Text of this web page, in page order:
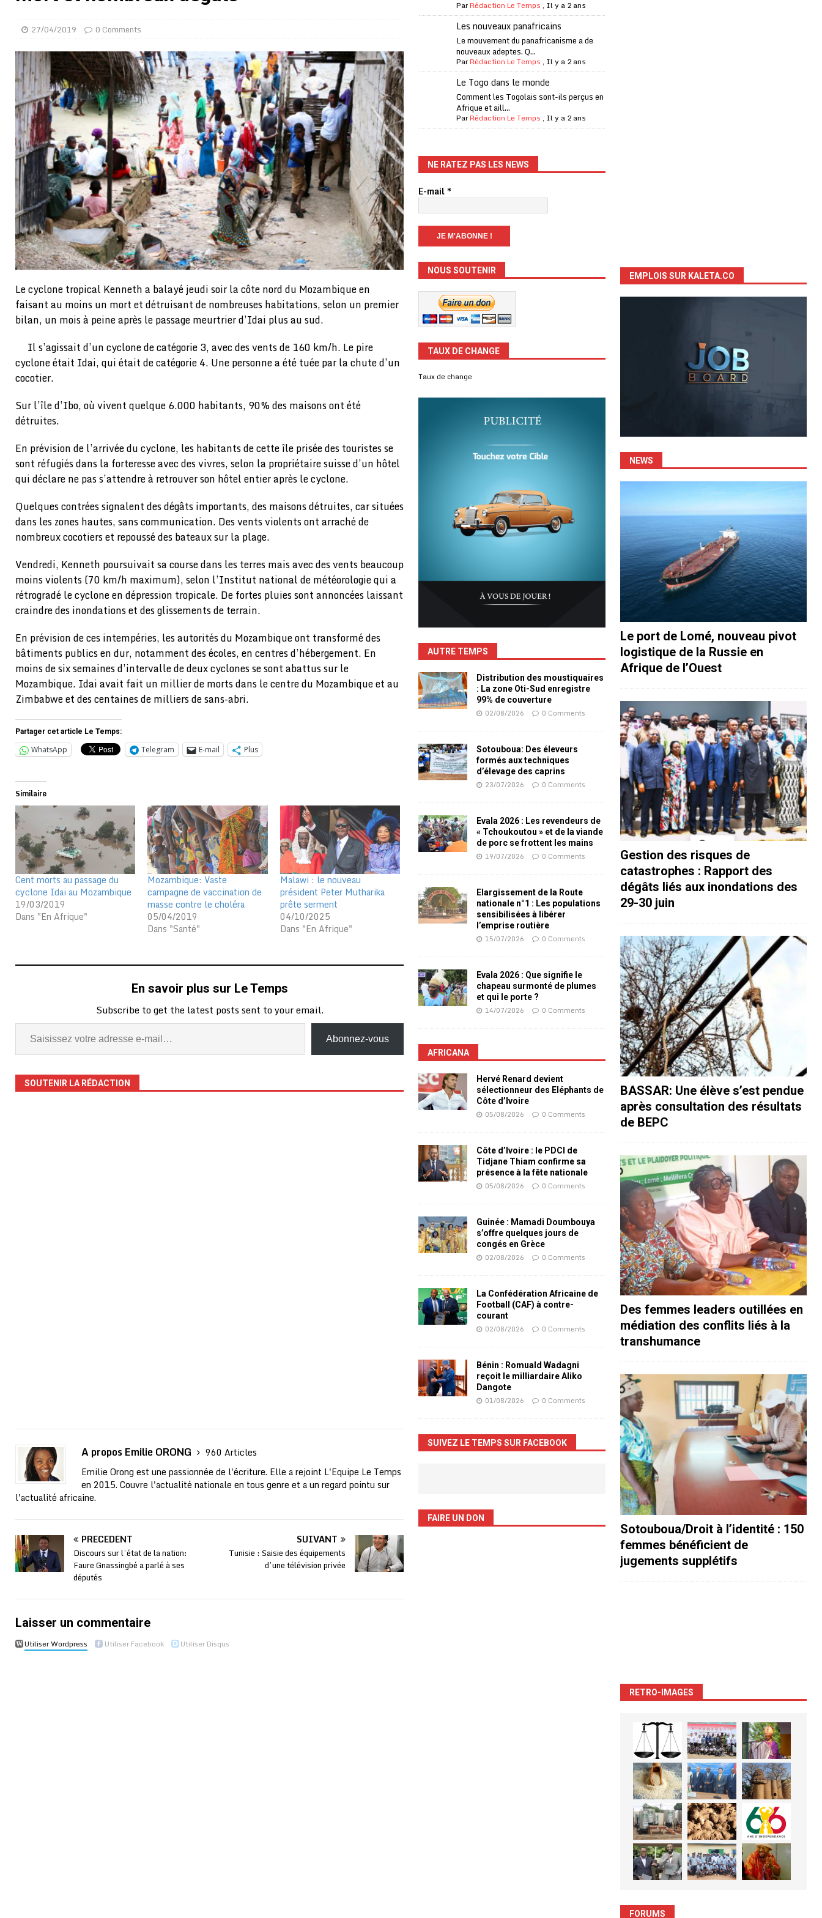
A LA UNE
[ 02/08/2026 ] La Confédération Africaine de Football (CAF) à contre-courant
[ 01/08/2026 ] Quatre candidats à la succession d’Infantino à la tête de la FIFA
A LA UNE
[ 01/08/2026 ] Bénin : Romuald Wadagni reçoit le milliardaire Aliko Dangote
A LA UNE
[ 31/07/2026 ] Niger : le FMI débloque une bouffée d’oxygène financière
ECONOMIE
[ 31/07/2026 ] Franco Baresi, légendaire défenseur de l’Italie et de l’AC Milan, est mort à 66 ans
A LA UNE
[ 31/07/2026 ] Benjamin Mendy a vendu aux enchères son trophée de la Coupe du monde
[ 31/07/2026 ] Bénin : les membres du Sénat installés
A LA UNE
[ 31/07/2026 ] Projet d’investisseurs à la Fifa: l’UEFA menace à «l’unanimité» d’un boycott des Coupes du monde
BUSINESS
[ 30/07/2026 ] Mali : au moins 19 soldats exécutés, Amnesty International exige une enquête
[ 05/08/2026 ] Hervé Renard devient sélectionneur des Eléphants de Côte d’Ivoire A LA UNE
27/04/2019 0 Comments
Le cyclone tropical Kenneth a balayé jeudi soir la côte nord du Mozambique en
faisant au moins un mort et détruisant de nombreuses habitations, selon un premier
bilan, un mois à peine après le passage meurtrier d’Idai plus au sud.
Il s’agissait d’un cyclone de catégorie 3, avec des vents de 160 km/h. Le pire
cyclone était Idai, qui était de catégorie 4. Une personne a été tuée par la chute d’un
cocotier.
Sur l’île d’Ibo, où vivent quelque 6.000 habitants, 90% des maisons ont été
détruites.
En prévision de l’arrivée du cyclone, les habitants de cette île prisée des touristes se
sont réfugiés dans la forteresse avec des vivres, selon la propriétaire suisse d’un hôtel
qui déclare ne pas s’attendre à retrouver son hôtel entier après le cyclone.
Quelques contrées signalent des dégâts importants, des maisons détruites, car situées
dans les zones hautes, sans communication. Des vents violents ont arraché de
nombreux cocotiers et repoussé des bateaux sur la plage.
Vendredi, Kenneth poursuivait sa course dans les terres mais avec des vents beaucoup
moins violents (70 km/h maximum), selon l’Institut national de météorologie qui a
rétrogradé le cyclone en dépression tropicale. De fortes pluies sont annoncées laissant
craindre des inondations et des glissements de terrain.
En prévision de ces intempéries, les autorités du Mozambique ont transformé des
bâtiments publics en dur, notamment des écoles, en centres d’hébergement. En
moins de six semaines d’intervalle de deux cyclones se sont abattus sur le
Mozambique. Idai avait fait un millier de morts dans le centre du Mozambique et au
Zimbabwe et des centaines de milliers de sans-abri.
Partager cet article Le Temps:
WhatsApp Telegram E-mail Plus
Similaire
Cent morts au passage du
cyclone Idai au Mozambique
19/03/2019
Dans "En Afrique"
Mozambique: Vaste
campagne de vaccination de
masse contre le choléra
05/04/2019
Dans "Santé"
Malawi : le nouveau
président Peter Mutharika
prête serment
04/10/2025
Dans "En Afrique"
En savoir plus sur Le Temps
Subscribe to get the latest posts sent to your email.
Abonnez-vous
SOUTENIR LA RÉDACTION
A propos Emilie ORONG
960 Articles
Emilie Orong est une passionnée de l'écriture. Elle a rejoint L'Equipe Le Temps
en 2015. Couvre l'actualité nationale en tous genre et a un regard pointu sur
l'actualité africaine.
PRÉCÉDENT
Discours sur l’état de la nation:
Faure Gnassingbé a parlé à ses
députés
SUIVANT
Tunisie : Saisie des équipements
d’une télévision privée
Laisser un commentaire
Utiliser Wordpress Utiliser Facebook Utiliser Disqus
ParRédaction Le Temps , Il y a 2 ans
Les nouveaux panafricains
Le mouvement du panafricanisme a de
nouveaux adeptes. Q...
ParRédaction Le Temps , Il y a 2 ans
Le Togo dans le monde
Comment les Togolais sont-ils perçus en
Afrique et aill...
ParRédaction Le Temps , Il y a 2 ans
NE RATEZ PAS LES NEWS
E-mail*
NOUS SOUTENIR
TAUX DE CHANGE
Taux de change
AUTRE TEMPS
Distribution des moustiquaires
: La zone Oti-Sud enregistre
99% de couverture
02/08/2026 0 Comments
Sotouboua: Des éleveurs
formés aux techniques
d’élevage des caprins
23/07/2026 0 Comments
Evala 2026 : Les revendeurs de
« Tchoukoutou » et de la viande
de porc se frottent les mains
19/07/2026 0 Comments
Elargissement de la Route
nationale n°1 : Les populations
sensibilisées à libérer
l’emprise routière
15/07/2026 0 Comments
Evala 2026 : Que signifie le
chapeau surmonté de plumes
et qui le porte ?
14/07/2026 0 Comments
AFRICANA
Hervé Renard devient
sélectionneur des Eléphants de
Côte d’Ivoire
05/08/2026 0 Comments
Côte d’Ivoire : le PDCI de
Tidjane Thiam confirme sa
présence à la fête nationale
05/08/2026 0 Comments
Guinée : Mamadi Doumbouya
s’offre quelques jours de
congés en Grèce
02/08/2026 0 Comments
La Confédération Africaine de
Football (CAF) à contre-
courant
02/08/2026 0 Comments
Bénin : Romuald Wadagni
reçoit le milliardaire Aliko
Dangote
01/08/2026 0 Comments
SUIVEZ LE TEMPS SUR FACEBOOK
FAIRE UN DON
EMPLOIS SUR KALETA.CO
NEWS
Le port de Lomé, nouveau pivot
logistique de la Russie en
Afrique de l’Ouest
Gestion des risques de
catastrophes : Rapport des
dégâts liés aux inondations des
29-30 juin
BASSAR: Une élève s’est pendue
après consultation des résultats
de BEPC
Des femmes leaders outillées en
médiation des conflits liés à la
transhumance
Sotouboua/Droit à l’identité : 150
femmes bénéficient de
jugements supplétifs
RETRO-IMAGES
FORUMS